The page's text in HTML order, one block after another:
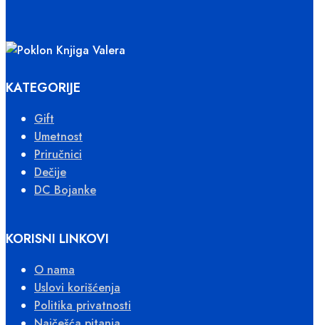
KATEGORIJE
Gift
Umetnost
Priručnici
Dečije
DC Bojanke
KORISNI LINKOVI
O nama
Uslovi korišćenja
Politika privatnosti